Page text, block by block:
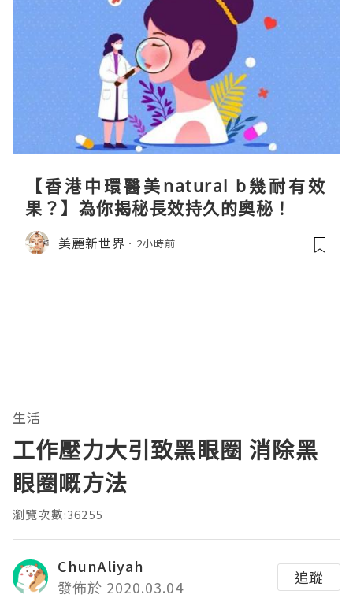
【香港中環醫美natural b幾耐有效
果？】為你揭秘長效持久的奧秘！
美麗新世界 2小時前
生活
工作壓力大引致黑眼圈 消除黑
眼圈嘅方法
瀏覽次數:36255
ChunAliyah
發佈於 2020.03.04
追蹤